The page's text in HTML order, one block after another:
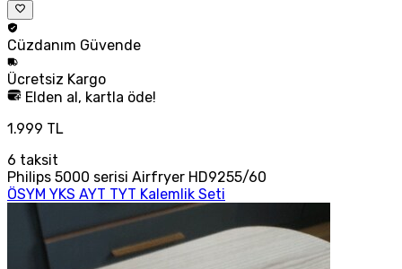
Cüzdanım Güvende
Ücretsiz Kargo
Elden al, kartla öde!
1.999 TL
6 taksit
Philips 5000 serisi Airfryer HD9255/60
ÖSYM YKS AYT TYT Kalemlik Seti